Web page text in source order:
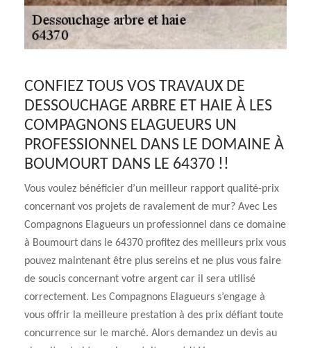
CONFIEZ TOUS VOS TRAVAUX DE
DESSOUCHAGE ARBRE ET HAIE À LES
COMPAGNONS ELAGUEURS UN
PROFESSIONNEL DANS LE DOMAINE À
BOUMOURT DANS LE 64370 !!
Vous voulez bénéficier d’un meilleur rapport qualité-prix
concernant vos projets de ravalement de mur? Avec Les
Compagnons Elagueurs un professionnel dans ce domaine
à Boumourt dans le 64370 profitez des meilleurs prix vous
pouvez maintenant être plus sereins et ne plus vous faire
de soucis concernant votre argent car il sera utilisé
correctement. Les Compagnons Elagueurs s’engage à
vous offrir la meilleure prestation à des prix défiant toute
concurrence sur le marché. Alors demandez un devis au